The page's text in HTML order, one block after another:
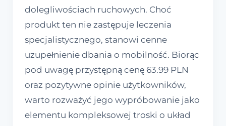
dolegliwościach ruchowych. Choć
produkt ten nie zastępuje leczenia
specjalistycznego, stanowi cenne
uzupełnienie dbania o mobilność. Biorąc
pod uwagę przystępną cenę 63.99 PLN
oraz pozytywne opinie użytkowników,
warto rozważyć jego wypróbowanie jako
elementu kompleksowej troski o układ